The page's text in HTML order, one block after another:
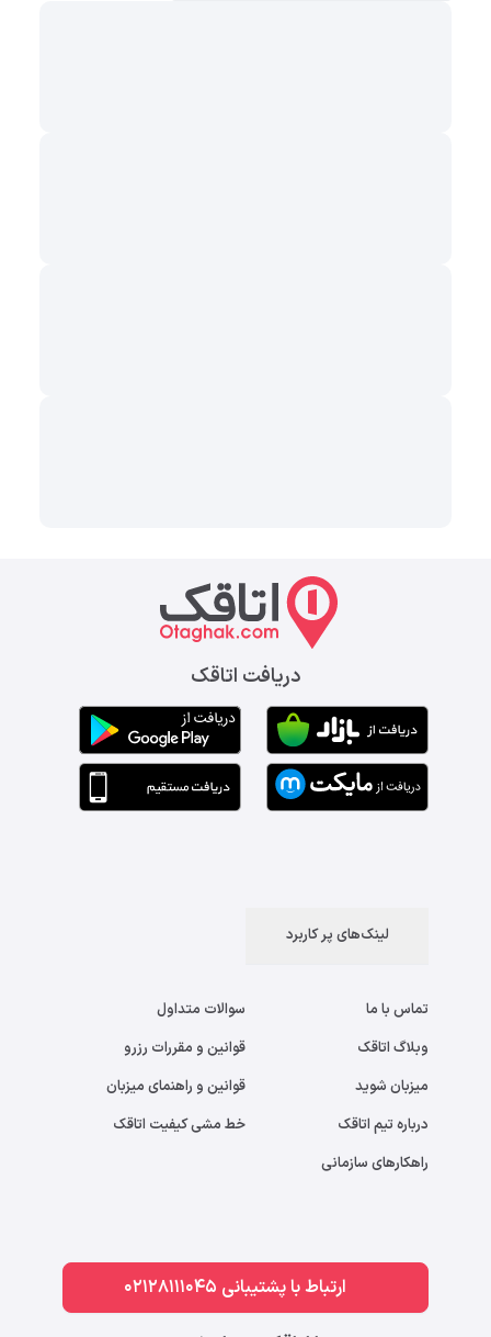
دریافت اتاقک
لینک‌های پر کاربرد
تماس با ما
وبلاگ اتاقک
میزبان شوید
درباره تیم اتاقک
راهکارهای سازمانی
سوالات متداول
قوانین و مقررات رزرو
قوانین و راهنمای میزبان
خط مشی کیفیت اتاقک
ارتباط با پشتیبانی 02128111045